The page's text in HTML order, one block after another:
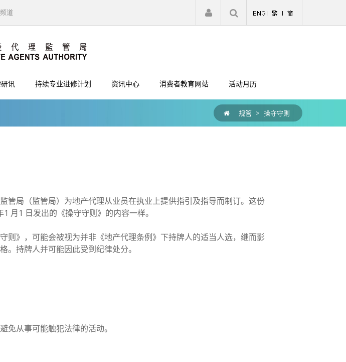
道 注册 登入
讯 持续专业进修计划 资讯中心 消费者教育网站 活动月历
规管 > 操守守则
管局（监管局）为地产代理从业员在执业上提供指引及指导而制订。这份
月1 日发出的《操守守则》的内容一样。
则》，可能会被视为并非《地产代理条例》下持牌人的适当人选，继而影
。持牌人并可能因此受到纪律处分。
免从事可能触犯法律的活动。